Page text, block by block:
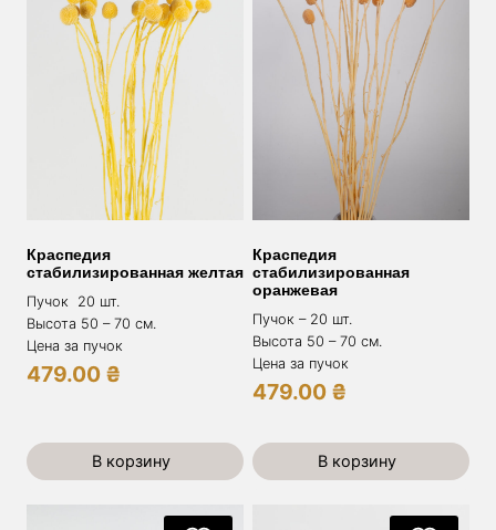
Краспедия
стабилизированная желтая
Пучок 20 шт.
Высота 50 – 70 см.
Цена за пучок
479.00 ₴
В корзину
Краспедия
стабилизированная
оранжевая
Пучок – 20 шт.
Высота 50 – 70 см.
Цена за пучок
479.00 ₴
В корзину